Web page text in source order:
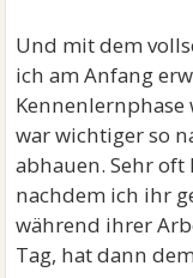
Und mit dem
ich am Anfang
Kennenlernphase
war wichtiger so
abhauen. Sehr
nachdem ich ihr
während ihrer
Tag, hat dann